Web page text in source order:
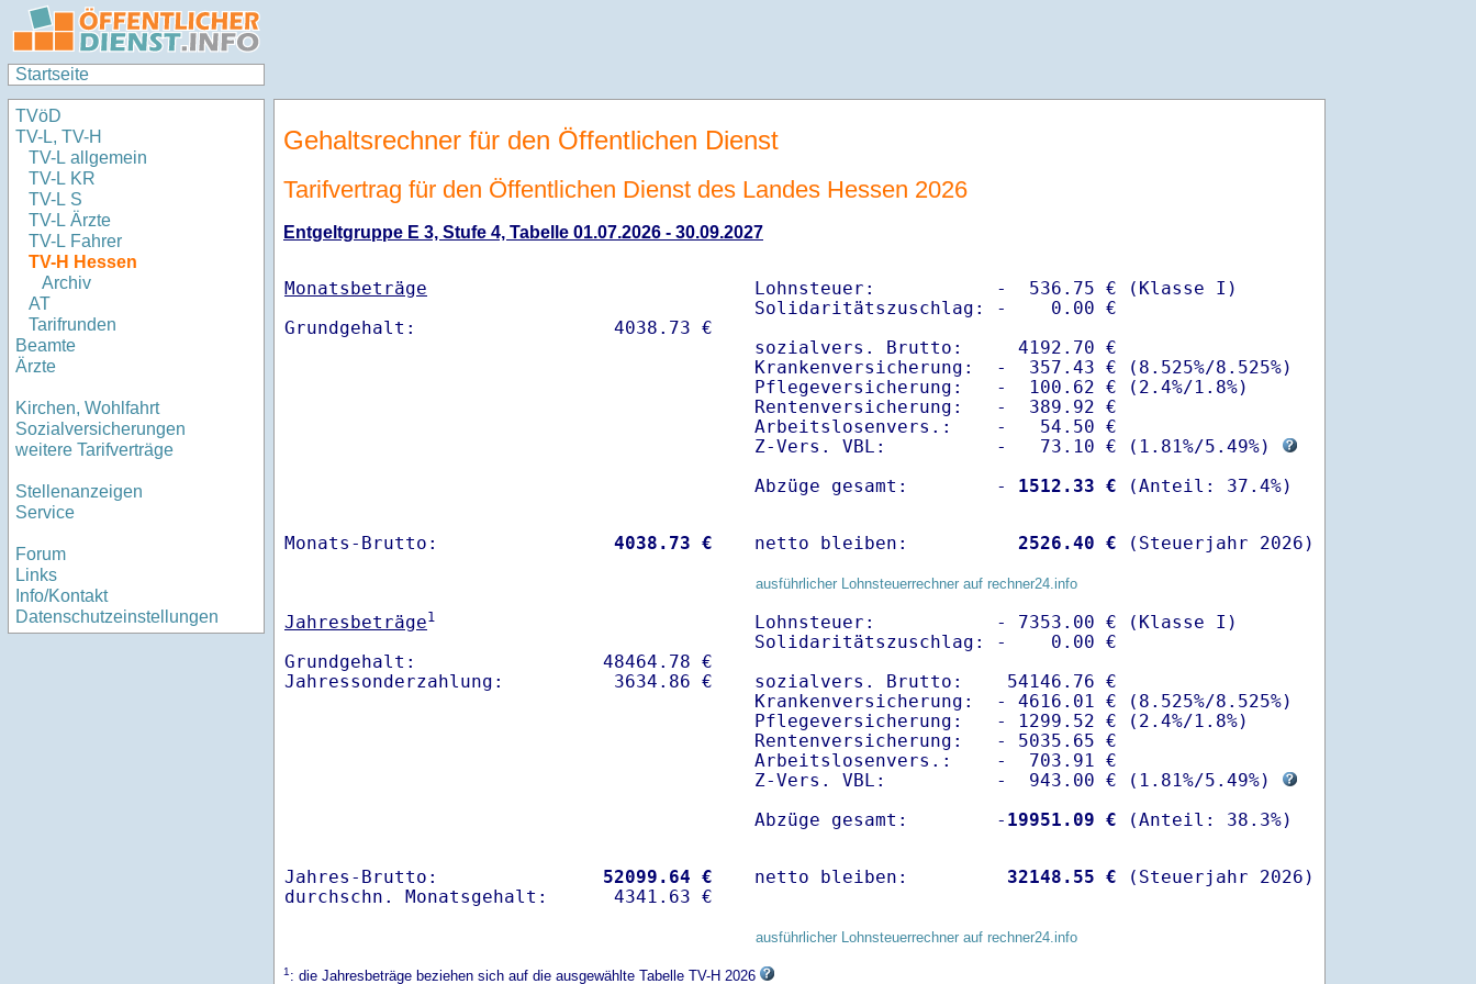
Startseite
TVöD
TV-L, TV-H
TV-L allgemein
TV-L KR
TV-L S
TV-L Ärzte
TV-L Fahrer
TV-H Hessen
Archiv
AT
Tarifrunden
Beamte
Ärzte
Kirchen, Wohlfahrt
Sozialversicherungen
weitere Tarifverträge
Stellenanzeigen
Service
Forum
Links
Info/Kontakt
Datenschutzeinstellungen
Gehaltsrechner für den Öffentlichen Dienst
Tarifvertrag für den Öffentlichen Dienst des Landes Hessen 2026
Entgeltgruppe E 3, Stufe 4, Tabelle 01.07.2026 - 30.09.2027
Monatsbeträge
Lohnsteuer:           -  536.75 € (Klasse I)
Solidaritätszuschlag: -    0.00 €
sozialvers. Brutto:     4192.70 €
Krankenversicherung:  -  357.43 € (8.525%/8.525%)
Pflegeversicherung:   -  100.62 € (2.4%/1.8%)
Rentenversicherung:   -  389.92 €
Arbeitslosenvers.:    -   54.50 €
Z-Vers. VBL:          -   73.10 € ( 1.81%/5.49%)
Abzüge gesamt:        -
1512.33 €
Monats-Brutto: 4038.73 € netto bleiben: 2526.40 € (Steuerjahr 2026)
ausführlicher Lohnsteuerrechner auf rechner24.info
Jahresbeträge1
Grundgehalt:                 48464.78 €
Lohnsteuer:           - 7353.00 € (Klasse I)
Solidaritätszuschlag: -    0.00 €
sozialvers. Brutto:    54146.76 €
Krankenversicherung:  - 4616.01 € (8.525%/8.525%)
Pflegeversicherung:   - 1299.52 € (2.4%/1.8%)
Rentenversicherung:   - 5035.65 €
Arbeitslosenvers.:    -  703.91 €
Z-Vers. VBL:          -  943.00 € ( 1.81%/5.49%)
Abzüge gesamt:        - 19951.09 €
Jahres-Brutto: 52099.64 €
netto bleiben: 32148.55 € (Steuerjahr 2026)
ausführlicher Lohnsteuerrechner auf rechner24.info
1: die Jahresbeträge beziehen sich auf die ausgewählte Tabelle TV-H 2026